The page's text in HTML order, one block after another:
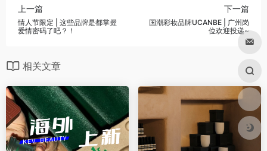
蓝铜胜肽贴片；哭哭香水；漂
白浴套装；身体精华水… | 海外
上新
108 20
小红书公布2023美妆消费十大
趋势；国内首个AI测肤数据分
析法/皮肤微生态化妆品功效评
价标准发布… | 美妆风向标
7,255 4